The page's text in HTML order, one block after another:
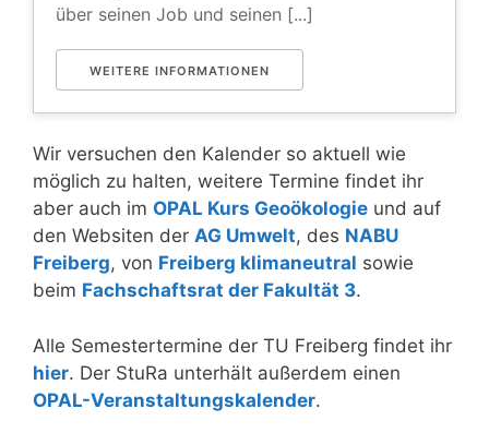
über seinen Job und seinen [...]
WEITERE INFORMATIONEN
Wir versuchen den Kalender so aktuell wie
möglich zu halten, weitere Termine findet ihr
aber auch im OPAL Kurs Geoökologie und auf
den Websiten der AG Umwelt, des NABU
Freiberg, von Freiberg klimaneutral sowie
beim Fachschaftsrat der Fakultät 3.
Alle Semestertermine der TU Freiberg findet ihr
hier. Der StuRa unterhält außerdem einen
OPAL-Veranstaltungskalender.